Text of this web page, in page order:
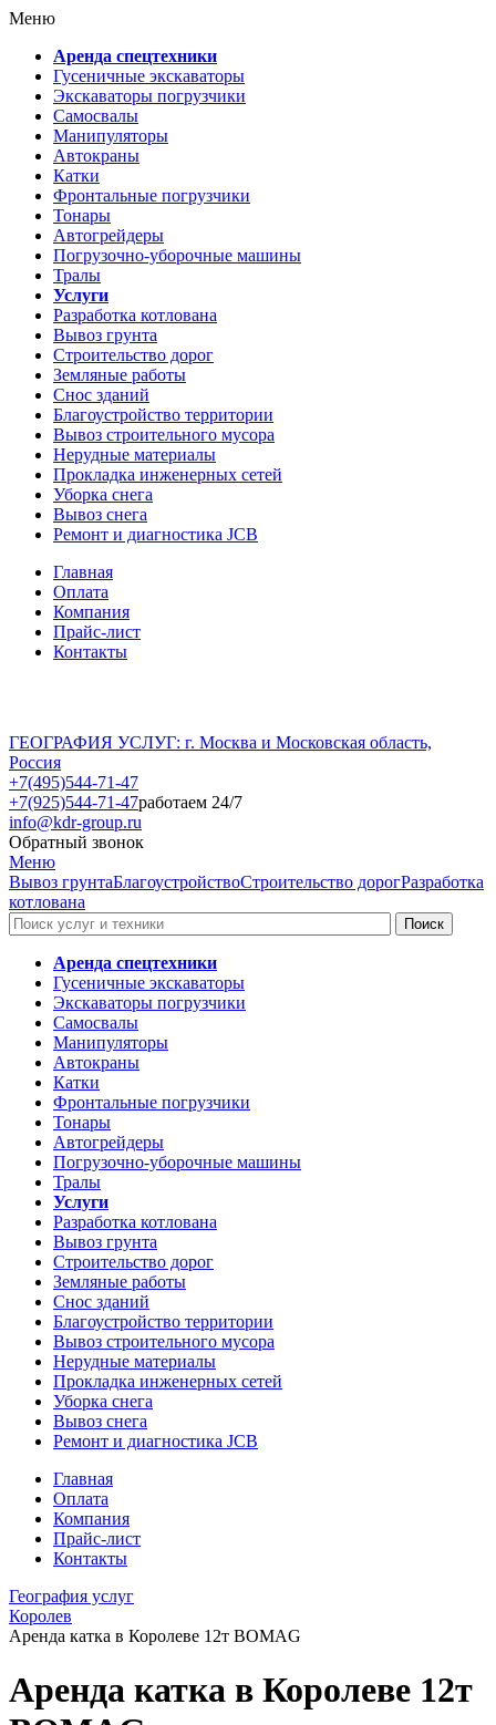
Меню
Аренда спецтехники
Гусеничные экскаваторы
Экскаваторы погрузчики
Самосвалы
Манипуляторы
Автокраны
Катки
Фронтальные погрузчики
Тонары
Автогрейдеры
Погрузочно-уборочные машины
Тралы
Услуги
Разработка котлована
Вывоз грунта
Строительство дорог
Земляные работы
Снос зданий
Благоустройство территории
Вывоз строительного мусора
Нерудные материалы
Прокладка инженерных сетей
Уборка снега
Вывоз снега
Ремонт и диагностика JCB
Главная
Оплата
Компания
Прайс-лист
Контакты
ГЕОГРАФИЯ УСЛУГ: г. Москва и Московская область,
Россия
+7(495)544-71-47
+7(925)544-71-47работаем 24/7
info@kdr-group.ru
Обратный звонок
Меню
Вывоз грунтаБлагоустройствоСтроительство дорогРазработка
котлована
Аренда спецтехники
Гусеничные экскаваторы
Экскаваторы погрузчики
Самосвалы
Манипуляторы
Автокраны
Катки
Фронтальные погрузчики
Тонары
Автогрейдеры
Погрузочно-уборочные машины
Тралы
Услуги
Разработка котлована
Вывоз грунта
Строительство дорог
Земляные работы
Снос зданий
Благоустройство территории
Вывоз строительного мусора
Нерудные материалы
Прокладка инженерных сетей
Уборка снега
Вывоз снега
Ремонт и диагностика JCB
Главная
Оплата
Компания
Прайс-лист
Контакты
География услуг
Королев
Аренда катка в Королеве 12т BOMAG
Аренда катка в Королеве 12т